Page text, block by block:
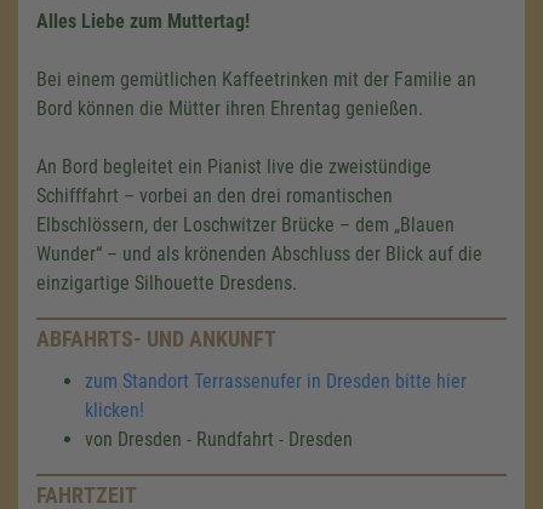
Alles Liebe zum Muttertag!
Bei einem gemütlichen Kaffeetrinken mit der Familie an
Bord können die Mütter ihren Ehrentag genießen.
An Bord begleitet ein Pianist live die zweistündige
Schifffahrt – vorbei an den drei romantischen
Elbschlössern, der Loschwitzer Brücke – dem „Blauen
Wunder“ – und als krönenden Abschluss der Blick auf die
einzigartige Silhouette Dresdens.
ABFAHRTS- UND ANKUNFT
zum Standort Terrassenufer in Dresden bitte hier
klicken!
von Dresden - Rundfahrt - Dresden
FAHRTZEIT